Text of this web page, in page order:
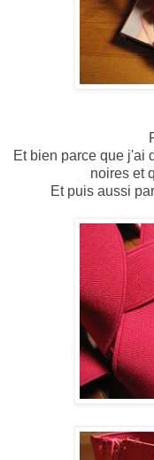
Et bien parce que j'ai
noires et
Et puis aussi